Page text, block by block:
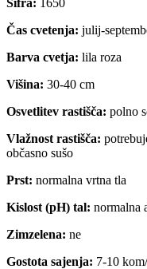
Čas cvetenja: julij-
Barva cvetja: lila roza
Višina: 30-40 cm
Osvetlitev rastišča: polno
Vlažnost rastišča:
občasno sušo
Prst: normalna vrtna tla
Kislost (pH) tal: normalna
Zimzelena: ne
Gostota sajenja: 7-10